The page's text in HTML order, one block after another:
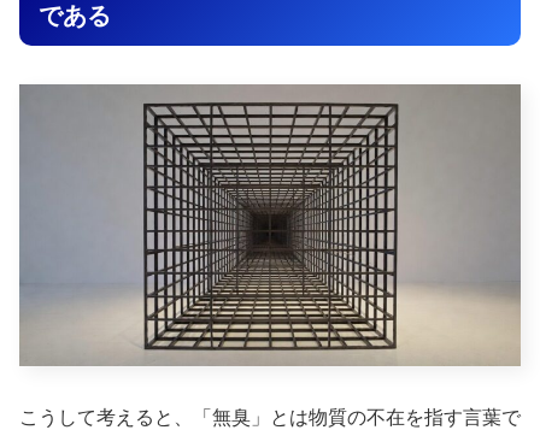
である
こうして考えると、「無臭」とは物質の不在を指す言葉で